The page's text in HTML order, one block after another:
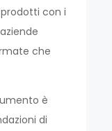
con i
che
è
di